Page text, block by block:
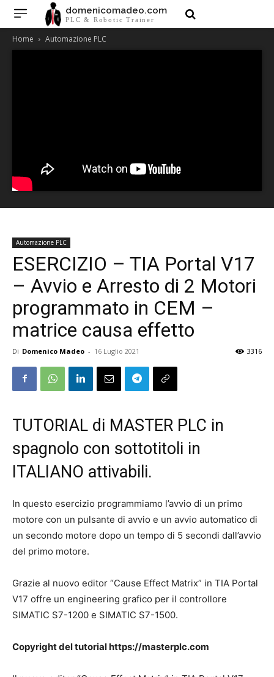
domenicomadeo.com
PLC & Robotic Trainer
Home Automazione PLC
Automazione PLC
ESERCIZIO – TIA Portal V17
– Avvio e Arresto di 2 Motori
programmato in CEM –
matrice causa effetto
Di Domenico Madeo - 16 Luglio 2021 3316
TUTORIAL di MASTER PLC in
spagnolo con sottotitoli in
ITALIANO attivabili.
In questo esercizio programmiamo l’avvio di un primo
motore con un pulsante di avvio e un avvio automatico di
un secondo motore dopo un tempo di 5 secondi dall’avvio
del primo motore.
Grazie al nuovo editor “Cause Effect Matrix” in TIA Portal
V17 offre un engineering grafico per il controllore
SIMATIC S7-1200 e SIMATIC S7-1500.
Copyright del tutorial https://masterplc.com